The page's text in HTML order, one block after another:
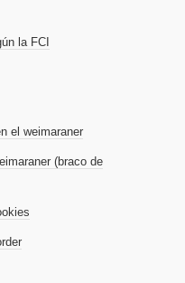
la FCI
el weimaraner
(braco de